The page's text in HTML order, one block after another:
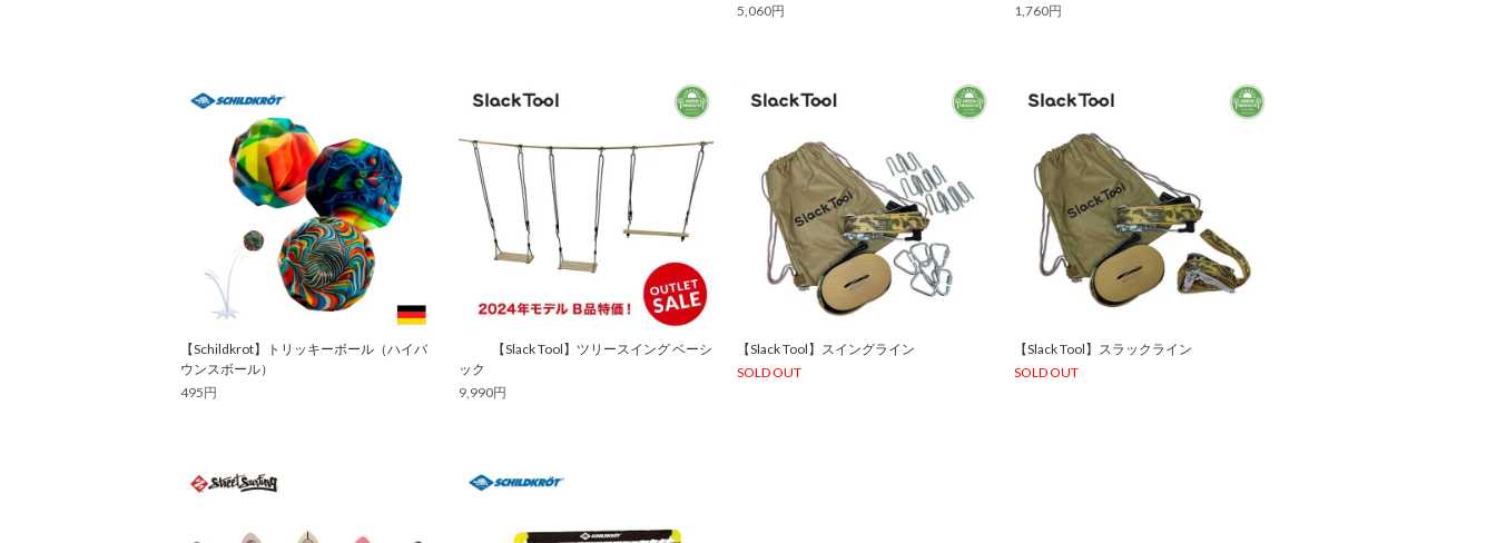
5,060円
1,760円
【Schildkrot】トリッキーボール（ハイバ
ウンスボール）
495円
【Slack Tool】ツリースイング ベーシ
ック
9,990円
【Slack Tool】スイングライン
SOLD OUT
【Slack Tool】スラックライン
SOLD OUT